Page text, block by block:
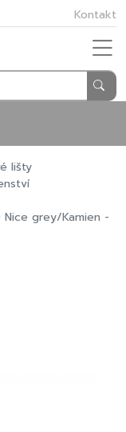
Kontakt
lišty
grey/Kamien -